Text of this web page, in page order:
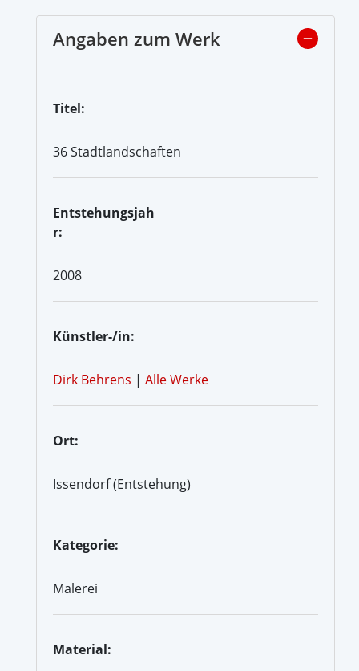
Angaben zum Werk
Titel:
36 Stadtlandschaften
Entstehungsjah
r:
2008
Künstler-/in:
Dirk Behrens | Alle Werke
Ort:
Issendorf (Entstehung)
Kategorie:
Malerei
Material: